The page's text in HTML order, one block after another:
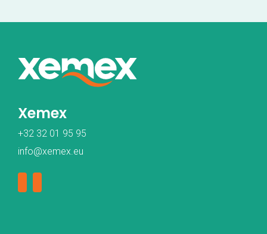
Xemex
+32 32 01 95 95
info@xemex.eu